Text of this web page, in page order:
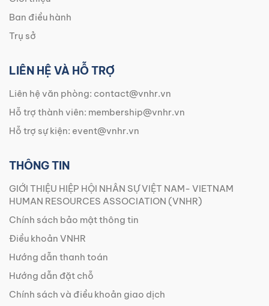
Ban điều hành
Trụ sở
LIÊN HỆ VÀ HỖ TRỢ
Liên hệ văn phòng: contact@vnhr.vn
Hỗ trợ thành viên: membership@vnhr.vn
Hỗ trợ sự kiện: event@vnhr.vn
THÔNG TIN
GIỚI THIỆU HIỆP HỘI NHÂN SỰ VIỆT NAM- VIETNAM
HUMAN RESOURCES ASSOCIATION (VNHR)
Chính sách bảo mật thông tin
Điều khoản VNHR
Hướng dẫn thanh toán
Hướng dẫn đặt chỗ
Chính sách và điều khoản giao dịch